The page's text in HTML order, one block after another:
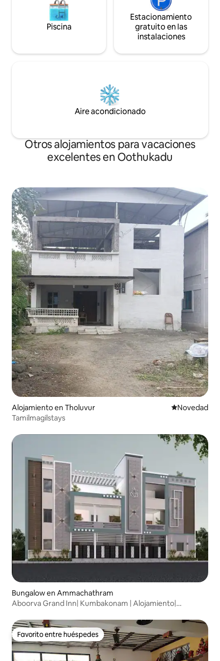
Piscina
Estacionamiento
gratuito en las
instalaciones
Aire acondicionado
Otros alojamientos para vacaciones
excelentes en Oothukadu
Alojamiento en Tholuvur Lugar para
Novedad
Tamilmagilstays
Bungalow en Ammachathram
Aboorva Grand Inn| Kumbakonam | Alojamiento|
Favorito entre huéspedes
Favorito entre huéspedes